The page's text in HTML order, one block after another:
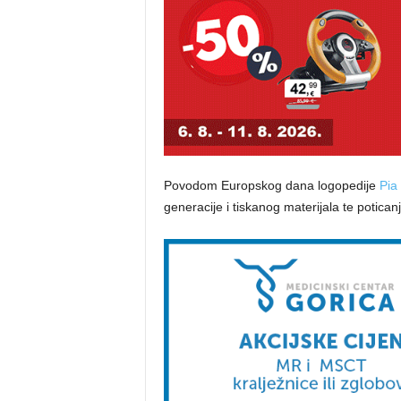
Povodom Europskog dana logopedijePia
generacije i tiskanog materijala te